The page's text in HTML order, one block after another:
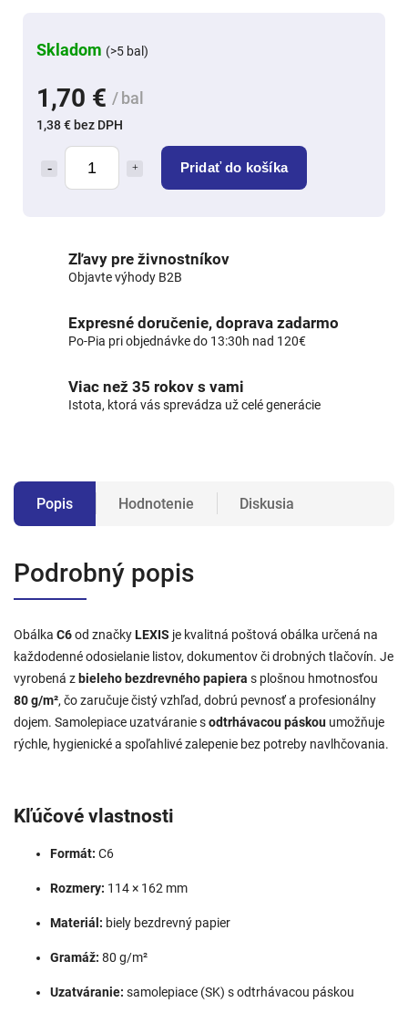
1,70 € / bal
1,38 € bez DPH
Pridať do košíka
Skladom (>5 bal)
Zľavy pre živnostníkov
Objavte výhody B2B
Expresné doručenie, doprava zadarmo
Po-Pia pri objednávke do 13:30h nad 120€
Viac než 35 rokov s vami
Istota, ktorá vás sprevádza už celé generácie
Popis Hodnotenie Diskusia
Podrobný popis
Obálka C6od značkyLEXIS je kvalitná poštová obálka určená na
každodenné odosielanie listov, dokumentov či drobných tlačovín. Je
vyrobená zbieleho bezdrevného papiera s plošnou hmotnosťou
80 g/m², čo zaručuje čistý vzhľad, dobrú pevnosť a profesionálny
dojem. Samolepiace uzatváranie sodtrhávacou páskou umožňuje
rýchle, hygienické a spoľahlivé zalepenie bez potreby navlhčovania.
Kľúčové vlastnosti
Formát: C6
Rozmery: 114 × 162 mm
Materiál: biely bezdrevný papier
Gramáž: 80 g/m²
Uzatváranie: samolepiace (SK) s odtrhávacou páskou